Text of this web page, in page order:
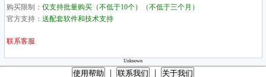
购买限制： 仅支持批量购买（不低于10个）（不低于三个月）
官方支持： 送配套软件和技术支持
联系客服
Unknown
使用帮助 联系我们 关于我们